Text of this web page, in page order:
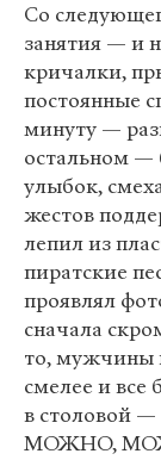
Со
занятия — и
кричалки,
постоянные
минуту —
остальном —
улыбок,
жестов
лепил из
пиратские
проявлял
сначала
то, мужчины
смелее и все
в столовой —
МОЖНО,